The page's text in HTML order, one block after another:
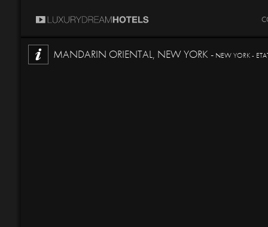
MANDARIN ORIENTAL, NEW YORK - NEW YORK -